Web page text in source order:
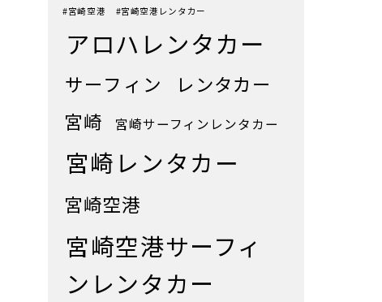
#宮崎空港 #宮崎空港レンタカー
アロハレンタカー
サーフィン
レンタカー
宮崎
宮崎サーフィンレンタカー
宮崎レンタカー
宮崎空港
宮崎空港サーフィ
ンレンタカー